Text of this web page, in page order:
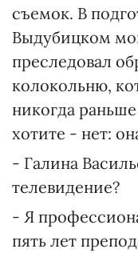
съемок. В
Выдубицком
преследовал
колокольню,
никогда
хотите - нет:
- Галина
телевидение?
- Я
пять лет